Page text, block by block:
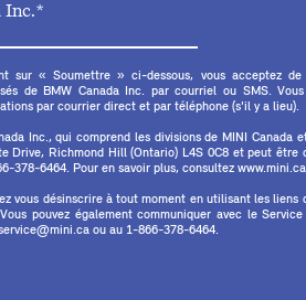
Inc.*
sur « Soumettre » ci-dessous, vous acceptez de
de BMW Canada Inc. par courriel ou SMS.
par courrier direct et par téléphone (s'il y a lieu).
Inc., qui comprend les divisions de MINI Canada
Drive, Richmond Hill (Ontario) L4S 0C8 et peut être
378-6464. Pour en savoir plus, consultez
vous désinscrire à tout moment en utilisant les liens
pouvez également communiquer avec le
ou au 1-866-378-6464.